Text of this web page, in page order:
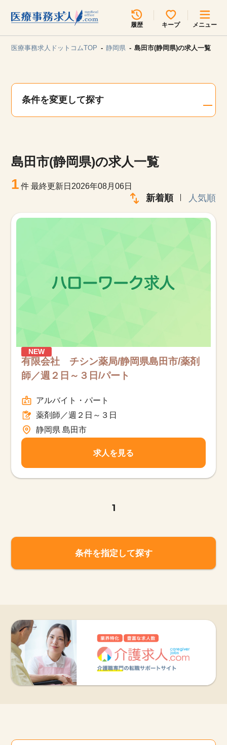
履歴 キープ メニュー
見学会・イベント情報
よくあるご質問
人材をお探しの医療機関・企業様
運営会社
医療事務求人ドットコムTOP 静岡県 島田市(静岡県)の求人一覧
条件を変更して探す
島田市(静岡県)の求人一覧
1 件最終更新日2026年08月06日
新着順 人気順
NEW
有限会社 チシン薬局/静岡県島田市/薬剤
師／週２日～３日/パート
アルバイト・パート
薬剤師／週２日～３日
静岡県 島田市
求人を見る
1
条件を指定して探す
所在地のエリアを選択してください
各支店担当よりご連絡させていただきます。
関東
甲信越・北陸 中国・四国